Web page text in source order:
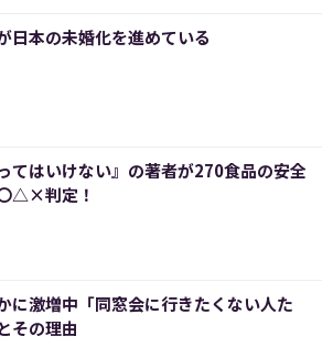
日本の未婚化を進めている
ってはいけない』の著者が270食品の安全
△×判定！
に激増中「同窓会に行きたくない人た
その理由